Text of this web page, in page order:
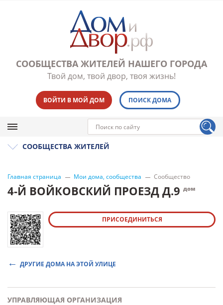
СООБЩЕСТВА ЖИТЕЛЕЙ НАШЕГО ГОРОДА
Твой дом, твой двор, твоя жизнь!
ВОЙТИ В МОЙ ДОМ ПОИСК ДОМА
СООБЩЕСТВА ЖИТЕЛЕЙ
Главная страница Мои дома, сообщества Сообщество
4-Й ВОЙКОВСКИЙ ПРОЕЗД Д.9 дом
ПРИСОЕДИНИТЬСЯ
ДРУГИЕ ДОМА НА ЭТОЙ УЛИЦЕ
УПРАВЛЯЮЩАЯ ОРГАНИЗАЦИЯ